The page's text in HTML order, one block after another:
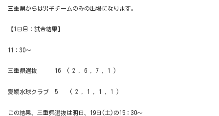
三重県からは男子チームのみの出場になります。
【1日目：試合結果】
11：30～
三重県選抜 16 ( 2 , 6 , 7 , 1 )
愛媛水球クラブ 5 ( 2 , 1 , 1 , 1 )
この結果、三重県選抜は明日、19日(土)の15：30～